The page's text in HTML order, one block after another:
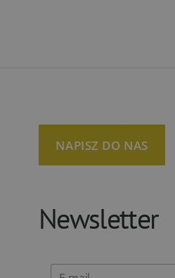
NAPISZ DO NAS
Newsletter